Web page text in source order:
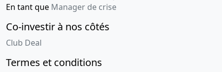
En tant que Manager de crise
Co-investir à nos côtés
Club Deal
Termes et conditions